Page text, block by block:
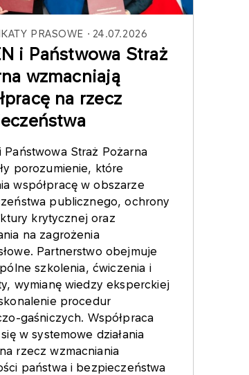
PRASOWE 24.07.2026
i Państwowa Straż
wzmacniają
na rzecz
Państwowa Straż Pożarna
porozumienie, które
współpracę w obszarze
publicznego, ochrony
krytycznej oraz
na zagrożenia
Partnerstwo obejmuje
szkolenia, ćwiczenia i
wymianę wiedzy eksperckiej
procedur
gaśniczych. Współpraca
w systemowe działania
rzecz wzmacniania
państwa i bezpieczeństwa